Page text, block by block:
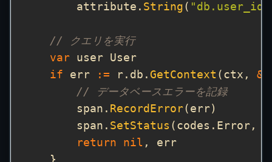
        attribute.
String ( "db.user_id"
// クエリを実行
var
if err := r.db. GetContext (ctx, &
// データベースエラーを記録
        span.
RecordError
        span.
SetStatus (codes.Error,
return
nil